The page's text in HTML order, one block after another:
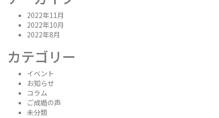
2022年11月
2022年10月
2022年8月
カテゴリー
イベント
お知らせ
コラム
ご成婚の声
未分類